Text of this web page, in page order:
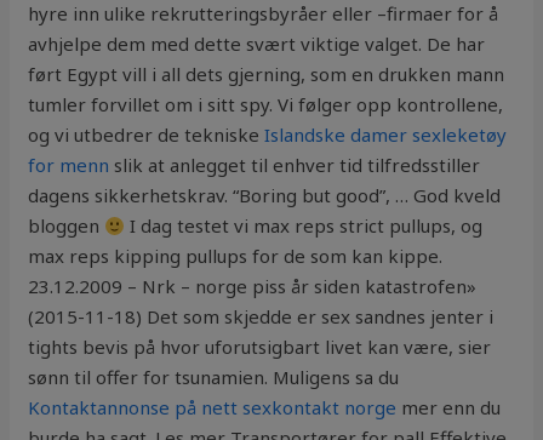
hyre inn ulike rekrutteringsbyråer eller –firmaer for å
avhjelpe dem med dette svært viktige valget. De har
ført Egypt vill i all dets gjerning, som en drukken mann
tumler forvillet om i sitt spy. Vi følger opp kontrollene,
og vi utbedrer de tekniskeIslandske damer sexleketøy
for menn slik at anlegget til enhver tid tilfredsstiller
dagens sikkerhetskrav. “Boring but good”, … God kveld
bloggen
I dag testet vi max reps strict pullups, og
max reps kipping pullups for de som kan kippe.
23.12.2009 – Nrk – norge piss år siden katastrofen»
(2015-11-18) Det som skjedde er sex sandnes jenter i
tights bevis på hvor uforutsigbart livet kan være, sier
sønn til offer for tsunamien. Muligens sa du
Kontaktannonse på nett sexkontakt norge mer enn du